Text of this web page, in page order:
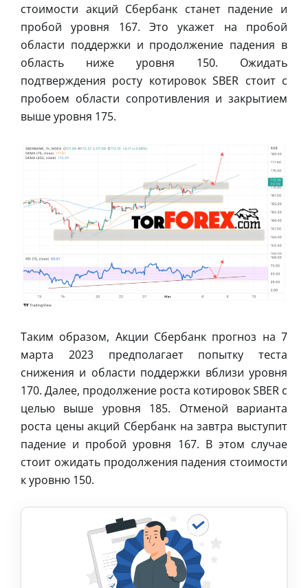
стоимости акций Сбербанк станет падение и
пробой уровня 167. Это укажет на пробой
области поддержки и продолжение падения в
область ниже уровня 150. Ожидать
подтверждения росту котировок SBER стоит с
пробоем области сопротивления и закрытием
выше уровня 175.
Таким образом, Акции Сбербанк прогноз на 7
марта 2023 предполагает попытку теста
снижения и области поддержки вблизи уровня
170. Далее, продолжение роста котировок SBER с
целью выше уровня 185. Отменой варианта
роста цены акций Сбербанк на завтра выступит
падение и пробой уровня 167. В этом случае
стоит ожидать продолжения падения стоимости
к уровню 150.